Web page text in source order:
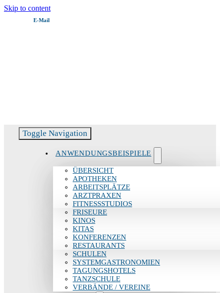
Skip to content
E‑Mail
Toggle Navigation
ANWENDUNGSBEISPIELE
ÜBERSICHT
APOTHEKEN
ARBEITSPLÄTZE
ARZTPRAXEN
FITNESSSTUDIOS
FRISEURE
KINOS
KITAS
KONFERENZEN
RESTAURANTS
SCHULEN
SYSTEMGASTRONOMIEN
TAGUNGSHOTELS
TANZSCHULE
VERBÄNDE / VEREINE